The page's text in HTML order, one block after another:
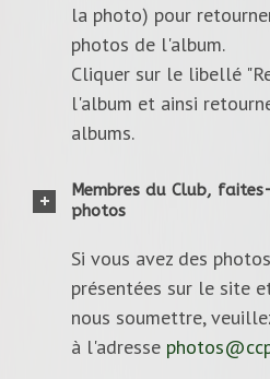
la photo) pour
photos de l'album.
Cliquer sur le libellé
l'album et ainsi
albums.
Membres du Club,
photos
Si vous avez des
présentées sur le site
nous soumettre,
à l'adresse